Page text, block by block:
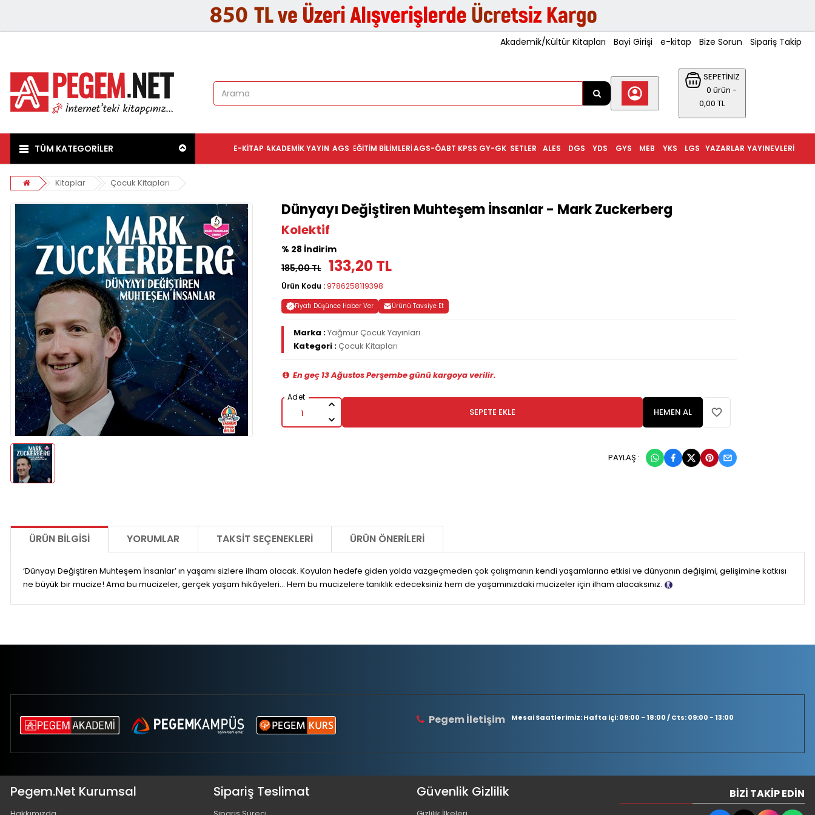
Akademik/Kültür Kitapları Bayi Girişi e-kitap Bize Sorun Sipariş Takip
SEPETİNİZ
0 ürün -
0,00 TL
TÜM KATEGORİLER YAYINEVLERI
YAZARLAR
LGS
YKS
MEB
GYS
YDS
DGS
ALES
SETLER
KPSS GY-GK
AGS-ÖABT
EĞITIM BILIMLERI
AGS
AKADEMIK YAYIN
E-KITAP
Kitaplar Çocuk Kitapları
Dünyayı Değiştiren Muhteşem İnsanlar - Mark Zuckerberg
Kolektif
% 28 İndirim
185,00 TL
133,20 TL
Ürün Kodu : 9786258119398
Fiyatı Düşünce Haber Ver Ürünü Tavsiye Et
Marka :Yağmur Çocuk Yayınları
Kategori :Çocuk Kitapları
En geç 13 Ağustos Perşembe günü kargoya verilir.
SEPETE EKLE HEMEN AL
PAYLAŞ :
ÜRÜN BILGISI YORUMLAR TAKSIT SEÇENEKLERI ÜRÜN ÖNERILERI
‘Dünyayı Değiştiren Muhteşem İnsanlar’ ın yaşamı sizlere ilham olacak. Koyulan hedefe giden yolda vazgeçmeden çok çalışmanın kendi yaşamlarına etkisi ve dünyanın değişimi, gelişimine katkısı
ne büyük bir mucize! Ama bu mucizeler, gerçek yaşam hikâyeleri… Hem bu mucizelere tanıklık edeceksiniz hem de yaşamınızdaki mucizeler için ilham alacaksınız.
Pegem İletişim Mesai Saatlerimiz: Hafta içi: 09:00 - 18:00 / Cts: 09:00 - 13:00
Pegem.Net Kurumsal Sipariş Teslimat Güvenlik Gizlilik BIZI TAKIP EDIN